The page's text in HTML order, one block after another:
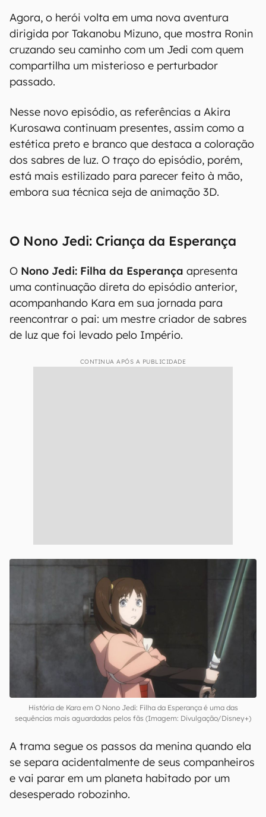
Agora, o herói volta em uma nova aventura
dirigida por Takanobu Mizuno, que mostra Ronin
cruzando seu caminho com um Jedi com quem
compartilha um misterioso e perturbador
passado.
Nesse novo episódio, as referências a Akira
Kurosawa continuam presentes, assim como a
estética preto e branco que destaca a coloração
dos sabres de luz. O traço do episódio, porém,
está mais estilizado para parecer feito à mão,
embora sua técnica seja de animação 3D.
O Nono Jedi: Criança da Esperança
O Nono Jedi: Filha da Esperança apresenta
uma continuação direta do episódio anterior,
acompanhando Kara em sua jornada para
reencontrar o pai: um mestre criador de sabres
de luz que foi levado pelo Império.
CONTINUA APÓS A PUBLICIDADE
História de Kara em O Nono Jedi: Filha da Esperança é uma das
sequências mais aguardadas pelos fãs (Imagem: Divulgação/Disney+)
A trama segue os passos da menina quando ela
se separa acidentalmente de seus companheiros
e vai parar em um planeta habitado por um
desesperado robozinho.